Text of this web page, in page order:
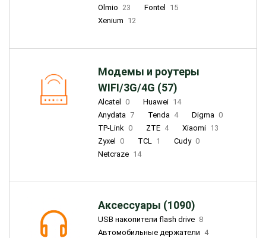
Olmio 23 Fontel
15
Xenium 12
Модемы и роутеры
WIFI/3G/4G (57)
Alcatel 0 Huawei 14
Anydata 7 Tenda 4 Digma 0
TP-Link 0 ZTE 4 Xiaomi 13
Zyxel
0 TCL 1 Cudy 0
Netcraze 14
Аксессуары (1090)
USB накопители flash drive 8
Автомобильные держатели 4